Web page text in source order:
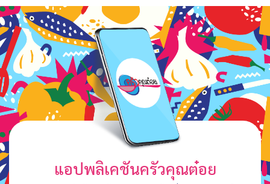
แอปพลิเคชันครัวคุณต๋อย